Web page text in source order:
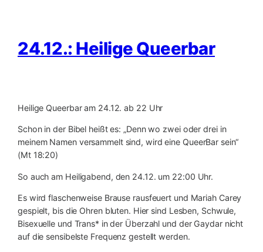
24.12.: Heilige Queerbar
Heilige Queerbar am 24.12. ab 22 Uhr
Schon in der Bibel heißt es: „Denn wo zwei oder drei in
meinem Namen versammelt sind, wird eine QueerBar sein“
(Mt 18:20)
So auch am Heiligabend, den 24.12. um 22:00 Uhr.
Es wird flaschenweise Brause rausfeuert und Mariah Carey
gespielt, bis die Ohren bluten. Hier sind Lesben, Schwule,
Bisexuelle und Trans* in der Überzahl und der Gaydar nicht
auf die sensibelste Frequenz gestellt werden.